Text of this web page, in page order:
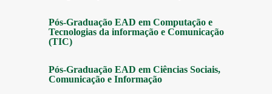
Pós-Graduação EAD em Computação e
Tecnologias da informação e Comunicação
(TIC)
Pós-Graduação EAD em Ciências Sociais,
Comunicação e Informação